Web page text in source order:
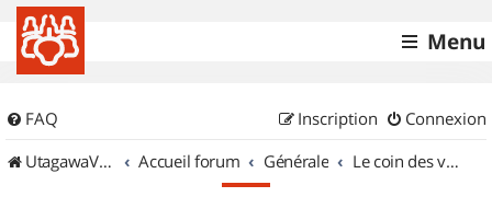
Menu
FAQ Connexion
Inscription
UtagawaVTT (Randos VTT et VTTAE avec traces GPS)
Accueil forum Générale Le coin des vidéastes